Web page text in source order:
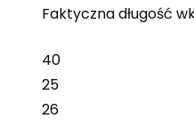
Faktyczna długość
40
25
26